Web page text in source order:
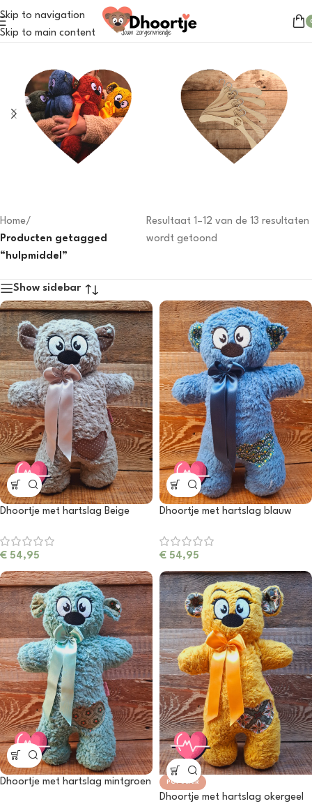
Skip to navigation
Skip to main content
Home/
Producten getagged
“hulpmiddel”
Resultaat 1–12 van de 13 resultaten
wordt getoond
Show sidebar
Dhoortje met hartslag Beige
€ 54,95
Dhoortje met hartslag blauw
€ 54,95
Dhoortje met hartslag mintgroen POPULAIR
Dhoortje met hartslag okergeel